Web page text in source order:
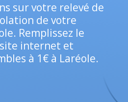
sur votre relevé de
de votre
Remplissez le
internet et
à 1€ à Laréole.